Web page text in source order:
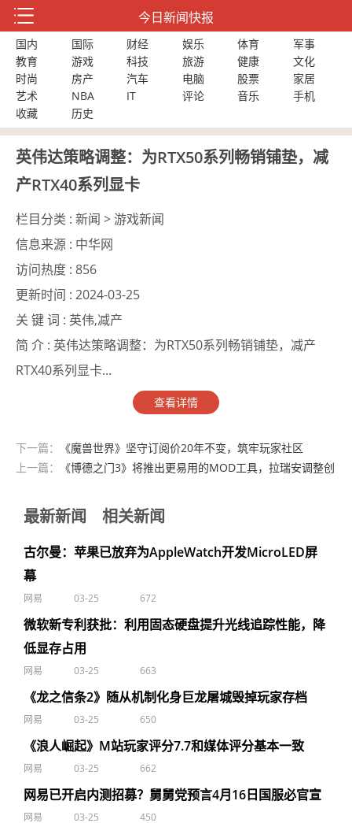
今日新闻快报
国内 国际 财经 娱乐 体育
军事
教育
游戏 科技 旅游 健康
文化
时尚
房产 汽车 电脑 股票
家居
艺术
NBA IT 评论 音乐
手机
收藏
历史
英伟达策略调整：为RTX50系列畅销铺垫，减
产RTX40系列显卡
栏目分类 : 新闻 > 游戏新闻
信息来源 : 中华网
访问热度 : 856
更新时间 : 2024-03-25
关 键 词 : 英伟,减产
简 介 : 英伟达策略调整：为RTX50系列畅销铺垫，减产
RTX40系列显卡...
查看详情
下一篇：
《魔兽世界》坚守订阅价20年不变，筑牢玩家社区
上一篇：
《博德之门3》将推出更易用的MOD工具，拉瑞安调整创
最新新闻 相关新闻
古尔曼：苹果已放弃为AppleWatch开发MicroLED屏
幕
网易 03-25 672
微软新专利获批：利用固态硬盘提升光线追踪性能，降
低显存占用
网易 03-25 663
《龙之信条2》随从机制化身巨龙屠城毁掉玩家存档
网易 03-25 650
《浪人崛起》M站玩家评分7.7和媒体评分基本一致
网易 03-25 662
网易已开启内测招募？舅舅党预言4月16日国服必官宣
网易 03-25 450